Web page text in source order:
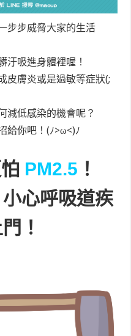
步步威脅大家的生活
汙吸進身體裡喔！
皮膚炎或是過敏等症狀(;
減低感染的機會呢？
給你吧！(ﾉ>ω<)ﾉ
PM2.5 ！
心呼吸道疾
！